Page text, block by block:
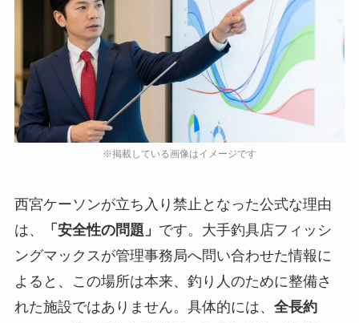
西宮ケーソンが立ち入り禁止となった公式な理由
は、
「安全性の問題」 です。大手釣具店フィッシ
ングマックスが管理事務局へ問い合わせた情報に
よると、この場所は本来、釣り人のために整備さ
れた施設ではありません。具体的には、 全長約